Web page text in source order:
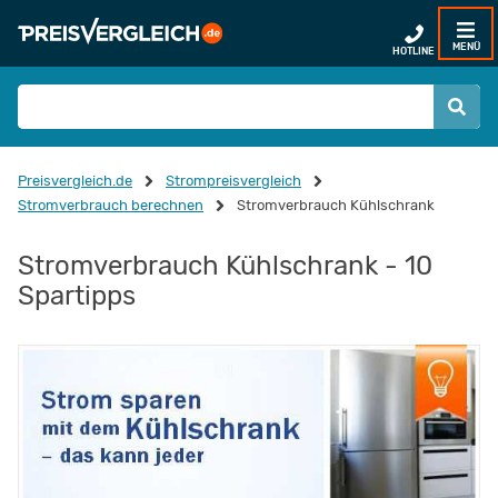
HOTLINE MENÜ
Preisvergleich.de
Strompreisvergleich
Stromverbrauch berechnen
Stromverbrauch Kühlschrank
Stromverbrauch Kühlschrank - 10
Spartipps